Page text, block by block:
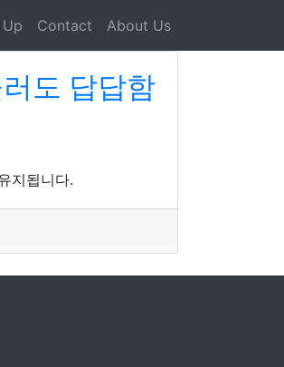
Contact About Us
도 답답함
지됩니다.